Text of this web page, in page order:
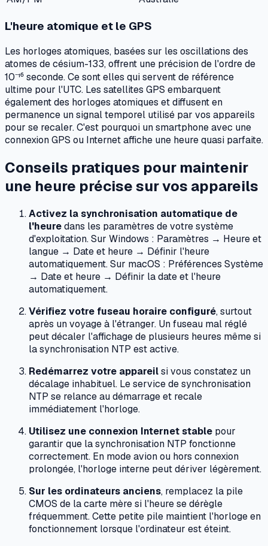
L'heure atomique et le GPS
Les horloges atomiques, basées sur les oscillations des
atomes de césium-133, offrent une précision de l'ordre de
10⁻¹⁶ seconde. Ce sont elles qui servent de référence
ultime pour l'UTC. Les satellites GPS embarquent
également des horloges atomiques et diffusent en
permanence un signal temporel utilisé par vos appareils
pour se recaler. C'est pourquoi un smartphone avec une
connexion GPS ou Internet affiche une heure quasi parfaite.
Conseils pratiques pour maintenir
une heure précise sur vos appareils
Activez la synchronisation automatique de
l'heuredans les paramètres de votre système
d'exploitation. Sur Windows : Paramètres → Heure et
langue → Date et heure → Définir l'heure
automatiquement. Sur macOS : Préférences Système
→ Date et heure → Définir la date et l'heure
automatiquement.
Vérifiez votre fuseau horaire configuré, surtout
après un voyage à l'étranger. Un fuseau mal réglé
peut décaler l'affichage de plusieurs heures même si
la synchronisation NTP est active.
Redémarrez votre appareilsi vous constatez un
décalage inhabituel. Le service de synchronisation
NTP se relance au démarrage et recale
immédiatement l'horloge.
Utilisez une connexion Internet stable pour
garantir que la synchronisation NTP fonctionne
correctement. En mode avion ou hors connexion
prolongée, l'horloge interne peut dériver légèrement.
Sur les ordinateurs anciens, remplacez la pile
CMOS de la carte mère si l'heure se dérègle
fréquemment. Cette petite pile maintient l'horloge en
fonctionnement lorsque l'ordinateur est éteint.